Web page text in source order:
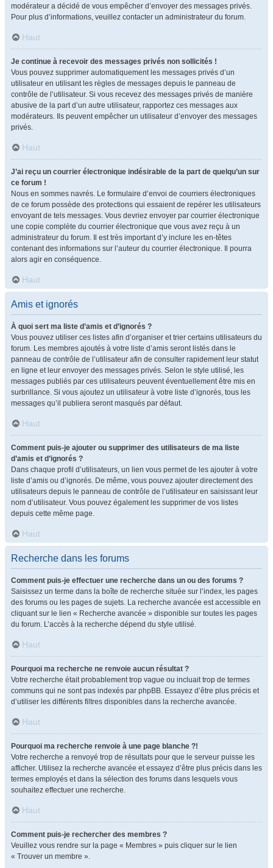
modérateur a décidé de vous empêcher d’envoyer des messages privés.
Pour plus d’informations, veuillez contacter un administrateur du forum.
Haut
Je continue à recevoir des messages privés non sollicités !
Vous pouvez supprimer automatiquement les messages privés d’un
utilisateur en utilisant les règles de messages depuis le panneau de
contrôle de l’utilisateur. Si vous recevez des messages privés de manière
abusive de la part d’un autre utilisateur, rapportez ces messages aux
modérateurs. Ils peuvent empêcher un utilisateur d’envoyer des messages
privés.
Haut
J’ai reçu un courrier électronique indésirable de la part de quelqu’un sur
ce forum !
Nous en sommes navrés. Le formulaire d’envoi de courriers électroniques
de ce forum possède des protections qui essaient de repérer les utilisateurs
envoyant de tels messages. Vous devriez envoyer par courrier électronique
une copie complète du courrier électronique que vous avez reçu à un
administrateur du forum. Il est très important d’y inclure les en-têtes
contenant des informations sur l’auteur du courrier électronique. Il pourra
alors agir en conséquence.
Haut
Amis et ignorés
À quoi sert ma liste d’amis et d’ignorés ?
Vous pouvez utiliser ces listes afin d’organiser et trier certains utilisateurs du
forum. Les membres ajoutés à votre liste d’amis seront listés dans le
panneau de contrôle de l’utilisateur afin de consulter rapidement leur statut
en ligne et leur envoyer des messages privés. Selon le style utilisé, les
messages publiés par ces utilisateurs peuvent éventuellement être mis en
surbrillance. Si vous ajoutez un utilisateur à votre liste d’ignorés, tous les
messages qu’il publiera seront masqués par défaut.
Haut
Comment puis-je ajouter ou supprimer des utilisateurs de ma liste
d’amis et d’ignorés ?
Dans chaque profil d’utilisateurs, un lien vous permet de les ajouter à votre
liste d’amis ou d’ignorés. De même, vous pouvez ajouter directement des
utilisateurs depuis le panneau de contrôle de l’utilisateur en saisissant leur
nom d’utilisateur. Vous pouvez également les supprimer de vos listes
depuis cette même page.
Haut
Recherche dans les forums
Comment puis-je effectuer une recherche dans un ou des forums ?
Saisissez un terme dans la boîte de recherche située sur l’index, les pages
des forums ou les pages de sujets. La recherche avancée est accessible en
cliquant sur le lien « Recherche avancée » disponible sur toutes les pages
du forum. L’accès à la recherche dépend du style utilisé.
Haut
Pourquoi ma recherche ne renvoie aucun résultat ?
Votre recherche était probablement trop vague ou incluait trop de termes
communs qui ne sont pas indexés par phpBB. Essayez d’être plus précis et
d’utiliser les différents filtres disponibles dans la recherche avancée.
Haut
Pourquoi ma recherche renvoie à une page blanche ?!
Votre recherche a renvoyé trop de résultats pour que le serveur puisse les
afficher. Utilisez la recherche avancée et essayez d’être plus précis dans les
termes employés et dans la sélection des forums dans lesquels vous
souhaitez effectuer une recherche.
Haut
Comment puis-je rechercher des membres ?
Veuillez vous rendre sur la page « Membres » puis cliquer sur le lien
« Trouver un membre ».